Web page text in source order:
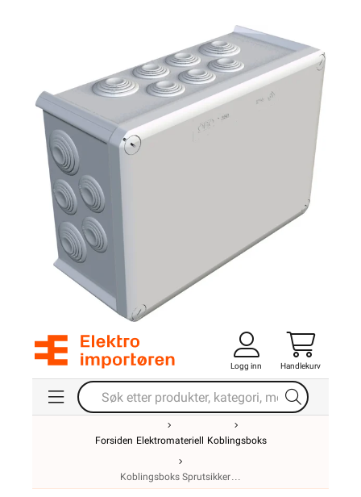
Logg inn Handlekurv
Forsiden Elektromateriell Koblingsboks
Koblingsboks Sprutsikker